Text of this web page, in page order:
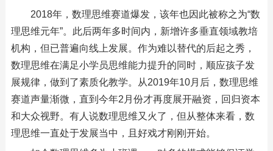
2018年，数理思维赛道爆发，该年也因此被称之为“数
理思维元年”。此后两年多时间内，新增许多垂直领域教培
机构，但已普遍向线上发展。作为难以替代的后起之秀，
数理思维在满足小学员思维能力提升的同时，顺应孩子发
展规律，做到了素质化教学。从2019年10月后，数理思维
赛道声量渐微，直到今年2月份才再度展开融资，回归资本
和大众视野。有人说数理思维又火了，但从整体来看，数
理思维一直处于发展当中，且好戏才刚刚开始。